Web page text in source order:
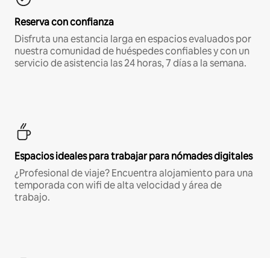
Reserva con confianza
Disfruta una estancia larga en espacios evaluados por
nuestra comunidad de huéspedes confiables y con un
servicio de asistencia las 24 horas, 7 días a la semana.
Espacios ideales para trabajar para nómades digitales
¿Profesional de viaje? Encuentra alojamiento para una
temporada con wifi de alta velocidad y área de
trabajo.